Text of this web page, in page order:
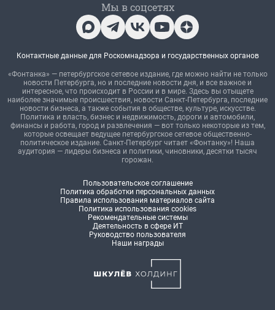
Мы в соцсетях
Контактные данные для Роскомнадзора и государственных органов
«Фонтанка» — петербургское сетевое издание, где можно найти не только
новости Петербурга, но и последние новости дня, и все важное и
интересное, что происходит в России и в мире. Здесь вы отыщете
наиболее значимые происшествия, новости Санкт-Петербурга, последние
новости бизнеса, а также события в обществе, культуре, искусстве.
Политика и власть, бизнес и недвижимость, дороги и автомобили,
финансы и работа, город и развлечения — вот только некоторые из тем,
которые освещает ведущее петербургское сетевое общественно-
политическое издание. Санкт-Петербург читает «Фонтанку»! Наша
аудитория — лидеры бизнеса и политики, чиновники, десятки тысяч
горожан.
Пользовательское соглашение
Политика обработки персональных данных
Правила использования материалов сайта
Политика использования cookies
Рекомендательные системы
Деятельность в сфере ИТ
Руководство пользователя
Наши награды